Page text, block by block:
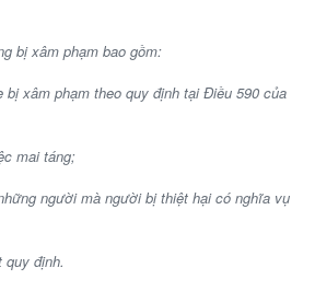
bị xâm phạm bao gồm:
bị xâm phạm theo quy định tại Điều 590 của
mai táng;
người mà người bị thiệt hại có nghĩa vụ
quy định.